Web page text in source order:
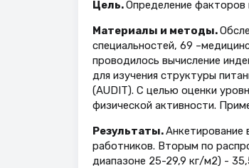
Цель.Определение факторов
Материалы и методы.
специальностей, 69
проводилось вычисление
для изучения структуры
(AUDIT). С целью оценки
физической активности.
Результаты.Анкетирование
работников. Вторым по
диапазоне 25-29,9 кг/м2) -